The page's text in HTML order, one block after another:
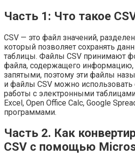
Часть 1: Что такое
CSV — это файл значений,
который позволяет сохранять
таблицы. Файлы CSV принимают
файла, содержащего
запятыми, поэтому эти файлы
и файлы CSV можно
работы с электронными
Excel, Open Office Calc, Google
программами.
Часть 2. Как
CSV с помощью